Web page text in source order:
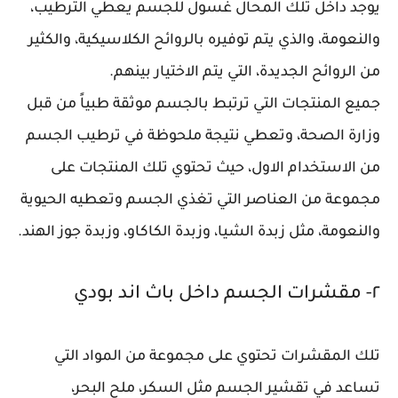
يوجد داخل تلك المحال غسول للجسم يعطي الترطيب،
والنعومة، والذي يتم توفيره بالروائح الكلاسيكية، والكثير
من الروائح الجديدة، التي يتم الاختيار بينهم.
جميع المنتجات التي ترتبط بالجسم موثقة طبياً من قبل
وزارة الصحة، وتعطي نتيجة ملحوظة في ترطيب الجسم
من الاستخدام الاول، حيث تحتوي تلك المنتجات على
مجموعة من العناصر التي تغذي الجسم وتعطيه الحيوية
والنعومة، مثل زبدة الشيا، وزبدة الكاكاو، وزبدة جوز الهند.
٢- مقشرات الجسم داخل باث اند بودي
تلك المقشرات تحتوي على مجموعة من المواد التي
تساعد في تقشير الجسم مثل السكر، ملح البحر،